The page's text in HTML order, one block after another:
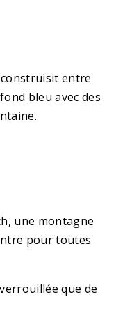
construisit entre
bleu avec des
une montagne
pour toutes
que de